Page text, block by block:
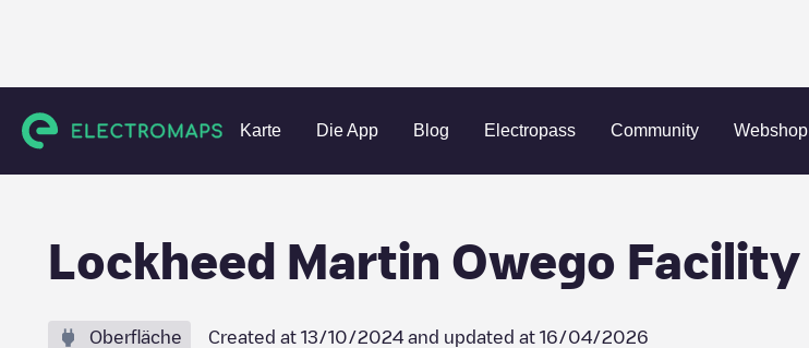
Karte Die App Blog Electropass Community Webshop
Charging stations Vereinigte Staaten Tioga County Owego Lockheed Martin Owego Facility
Lockheed Martin Owego Facility
Oberfläche Created at 13/10/2024 and updated at 16/04/2026